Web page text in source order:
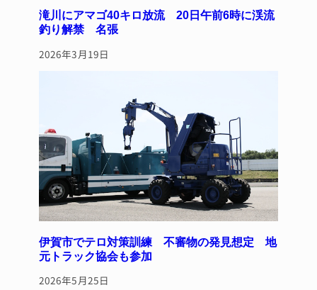
滝川にアマゴ40キロ放流 20日午前6時に渓流
釣り解禁 名張
2026年3月19日
伊賀市でテロ対策訓練 不審物の発見想定 地
元トラック協会も参加
2026年5月25日